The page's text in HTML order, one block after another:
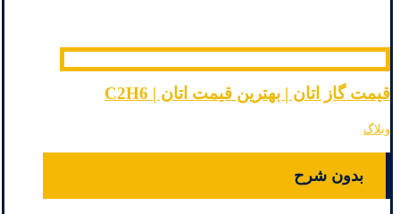
قیمت گاز اتان | بهترین قیمت اتان | C2H6
وبلاگ
بدون شرح